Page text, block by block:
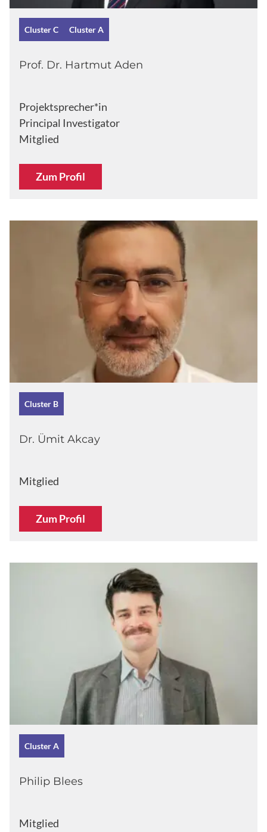
Cluster C Cluster A
Prof. Dr. Hartmut Aden
Projektsprecher*in
Principal Investigator
Mitglied
Zum Profil
Cluster B
Dr. Ümit Akcay
Mitglied
Zum Profil
Cluster A
Philip Blees
Mitglied